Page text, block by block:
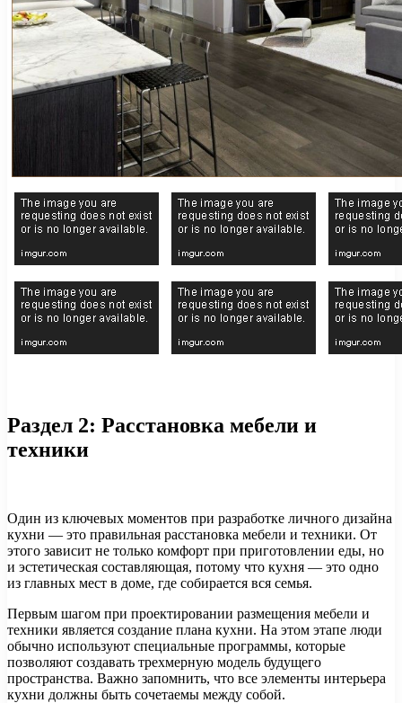
Раздел 2: Расстановка мебели и
техники
Один из ключевых моментов при разработке личного дизайна
кухни — это правильная расстановка мебели и техники. От
этого зависит не только комфорт при приготовлении еды, но
и эстетическая составляющая, потому что кухня — это одно
из главных мест в доме, где собирается вся семья.
Первым шагом при проектировании размещения мебели и
техники является создание плана кухни. На этом этапе люди
обычно используют специальные программы, которые
позволяют создавать трехмерную модель будущего
пространства. Важно запомнить, что все элементы интерьера
кухни должны быть сочетаемы между собой.